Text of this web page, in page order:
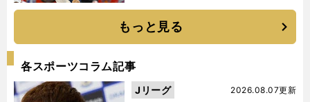
もっと見る
各スポーツコラム記事
2026.08.07更新
Jリーグ